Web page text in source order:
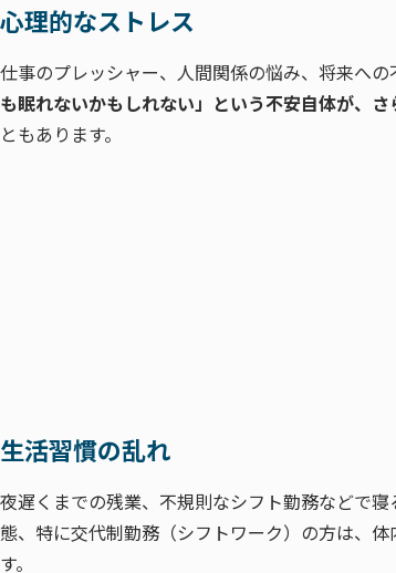
心理的なストレス
仕事のプレッシャー、人間関係の悩み、将来への
も眠れないかもしれない」という不安自体が、
ともあります。
生活習慣の乱れ
夜遅くまでの残業、不規則なシフト勤務などで
態、特に交代制勤務（シフトワーク）の方は、
す。